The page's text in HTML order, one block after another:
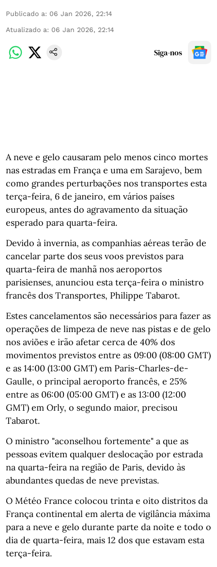
Publicado a: 06 Jan 2026, 22:14
Atualizado a: 06 Jan 2026, 22:14
Siga-nos
A neve e gelo causaram pelo menos cinco mortes
nas estradas em França e uma em Sarajevo, bem
como grandes perturbações nos transportes esta
terça-feira, 6 de janeiro, em vários países
europeus, antes do agravamento da situação
esperado para quarta-feira.
Devido à invernia, as companhias aéreas terão de
cancelar parte dos seus voos previstos para
quarta-feira de manhã nos aeroportos
parisienses, anunciou esta terça-feira o ministro
francês dos Transportes, Philippe Tabarot.
Estes cancelamentos são necessários para fazer as
operações de limpeza de neve nas pistas e de gelo
nos aviões e irão afetar cerca de 40% dos
movimentos previstos entre as 09:00 (08:00 GMT)
e as 14:00 (13:00 GMT) em Paris-Charles-de-
Gaulle, o principal aeroporto francês, e 25%
entre as 06:00 (05:00 GMT) e as 13:00 (12:00
GMT) em Orly, o segundo maior, precisou
Tabarot.
O ministro "aconselhou fortemente" a que as
pessoas evitem qualquer deslocação por estrada
na quarta-feira na região de Paris, devido às
abundantes quedas de neve previstas.
O Météo France colocou trinta e oito distritos da
França continental em alerta de vigilância máxima
para a neve e gelo durante parte da noite e todo o
dia de quarta-feira, mais 12 dos que estavam esta
terça-feira.